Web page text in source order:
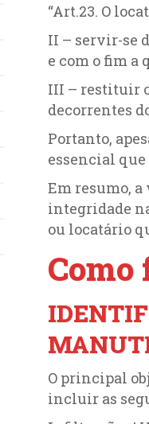
“Art.23. O
II – servir-se
e com o fim a
III – restituir o
decorrentes
Portanto,
essencial que
Em resumo,
integridade
ou locatário
O principal
incluir as